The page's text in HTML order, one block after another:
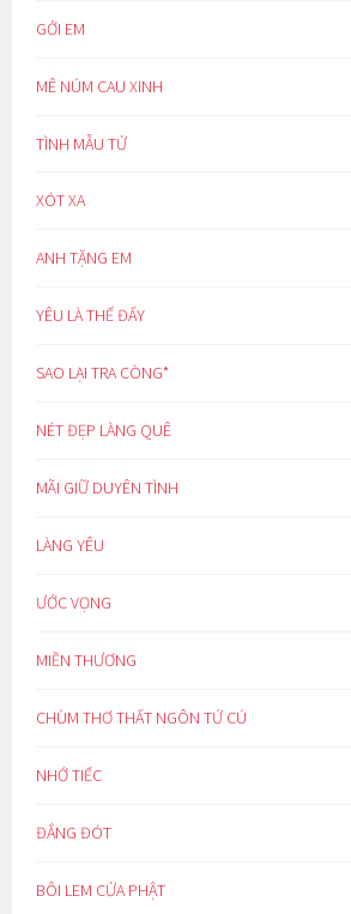
GỞI EM
MÊ NÚM CAU XINH
TÌNH MẪU TỬ
XÓT XA
ANH TẶNG EM
YÊU LÀ THẾ ĐẤY
SAO LẠI TRA CÒNG*
NÉT ĐẸP LÀNG QUÊ
MÃI GIỮ DUYÊN TÌNH
LÀNG YÊU
ƯỚC VỌNG
MIỀN THƯƠNG
CHÙM THƠ THẤT NGÔN TỨ CÚ
NHỚ TIẾC
ĐẮNG ĐÓT
BÔI LEM CỬA PHẬT